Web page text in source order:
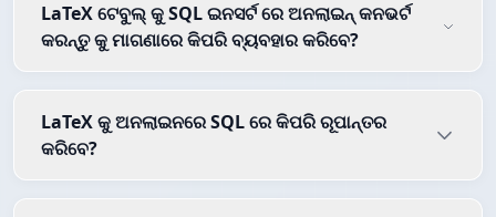
LaTeX ଟେବୁଲ୍ କୁ SQL ଇନସର୍ଟ ରେ ଅନଲାଇନ୍ କନଭର୍ଟ
କରନ୍ତୁ କୁ ମାଗଣାରେ କିପରି ବ୍ୟବହାର କରିବେ?
LaTeX କୁ ଅନଲାଇନରେ SQL ରେ କିପରି ରୂପାନ୍ତର
କରିବେ?